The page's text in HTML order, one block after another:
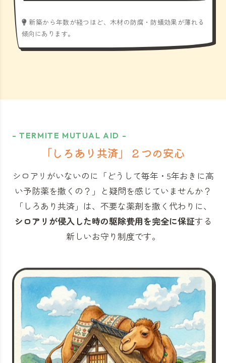
新築から年数が経つほど、木材の防腐・防蟻効果が薄れる
傾向にあります。
- TERMITE MUTUAL AID -
「しろあり共済」 ２つの安心
シロアリがいないのに「どうして毎年・5年おきに高
い予防薬を撒くの？」と 疑問を感じていませんか？
「しろあり共済」 は、不要な薬剤を撒く代わりに、
シロアリが侵入した時の駆除費用を完全に保証する
新しいお守り制度です。